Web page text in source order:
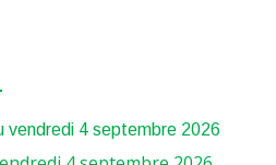
vendredi 4 septembre 2026